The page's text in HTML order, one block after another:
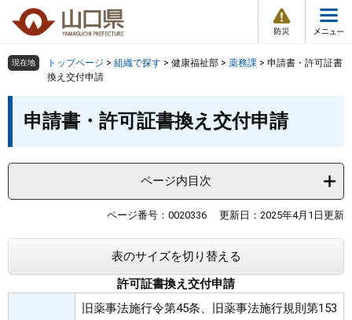
の
頭
。
ー
飛
て
本
へ
情
メ
ュ
組織で探す
教育・文化・スポーツ
検索の仕方 組織で探す サイトマップで探す
現在地 トップページ > 組織で探す > 健康福祉部 > 薬務課 > 申請書・許可証書
換え交付申請
申請書・許可証書換え交付申請
ページ内目次
ページ番号：0020336 更新日：2025年4月1日更新
表のサイズを切り替える
許可証書換え交付申請
旧薬事法施行令第45条、旧薬事法施行規則第153